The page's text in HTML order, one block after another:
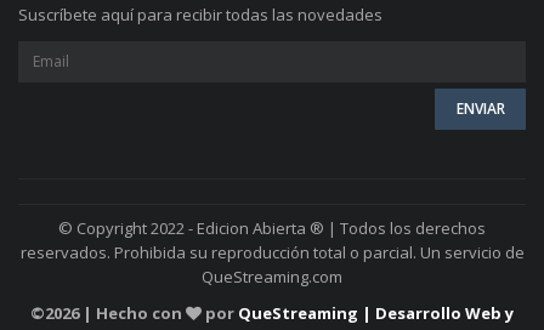
Suscríbete aquí para recibir todas las novedades
© Copyright 2022 - Edicion Abierta ® | Todos los derechos
reservados. Prohibida su reproducción total o parcial. Un servicio de
QueStreaming.com
©2026 | Hecho con por QueStreaming | Desarrollo Web y